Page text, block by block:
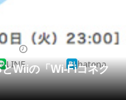
児
Wiiの「Wi-Fiコネク
LINE hatena